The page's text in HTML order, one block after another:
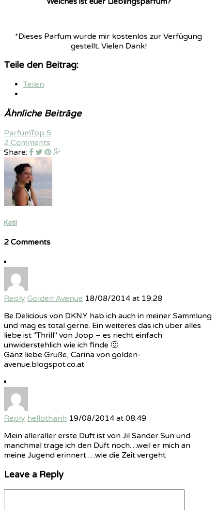
*Dieses Parfum wurde mir kostenlos zur Verfügung
gestellt. Vielen Dank!
Teile den Beitrag:
Teilen
Ähnliche Beiträge
ParfumTop 5
2 Comments
Share:
Katii
2 Comments
Reply Golden Avenue 18/08/2014 at 19:28
Be Delicious von DKNY hab ich auch in meiner Sammlung
und mag es total gerne. Ein weiteres das ich über alles
liebe ist "Thrill" von Joop – es riecht einfach
unwiderstehlich wie ich finde 🙂
Ganz liebe Grüße, Carina von golden-
avenue.blogspot.co.at
Reply hellothanh 19/08/2014 at 08:49
Mein alleraller erste Duft ist von Jil Sander Sun und
manchmal trage ich den Duft noch…weil er mich an
meine Jugend erinnert …wie die Zeit vergeht
Leave a Reply